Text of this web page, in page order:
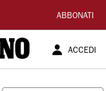
ABBONATI
ACCEDI